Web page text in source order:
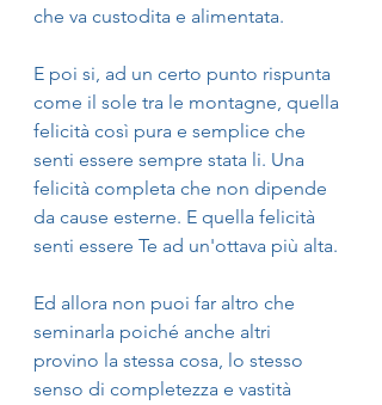
che va custodita e alimentata.
E poi si, ad un certo punto rispunta
come il sole tra le montagne, quella
felicità così pura e semplice che
senti essere sempre stata li. Una
felicità completa che non dipende
da cause esterne. E quella felicità
senti essere Te ad un'ottava più alta.
Ed allora non puoi far altro che
seminarla poiché anche altri
provino la stessa cosa, lo stesso
senso di completezza e vastità